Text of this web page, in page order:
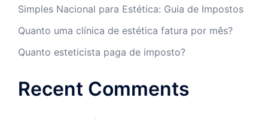
Simples Nacional para Estética: Guia de Impostos
Quanto uma clínica de estética fatura por mês?
Quanto esteticista paga de imposto?
Recent Comments